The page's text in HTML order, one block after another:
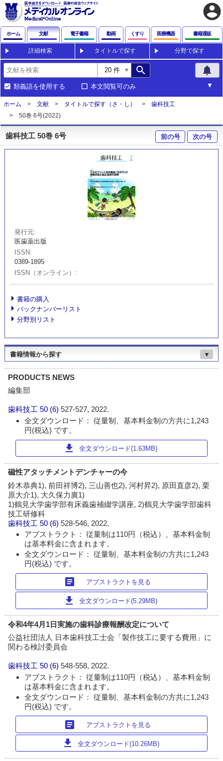
account_circle
ホーム 文献 電子書籍 動画 くすり 医療機器 書籍通販
詳細検索 タイトルで探す 分野で探す
search notifications
類義語を使用する 本文閲覧可のみ
ホーム 文献 タイトルで探す（さ・し）
歯科技工
50巻 6号(2022)
歯科技工 50巻 6号 前の号 次の号
発行元
医歯薬出版
ISSN
0389-1895
ISSN（オンライン）
書籍の購入
バックナンバーリスト
分野別リスト
書籍情報から探す ▼
PRODUCTS NEWS
編集部
歯科技工 50 (6)527-527, 2022.
全文ダウンロード： 従量制、基本料金制の方共に1,243
円(税込) です。
download 全文ダウンロード(1.63MB)
磁性アタッチメントデンチャーの今
鈴木恭典1), 前田祥博2), 三山善也2), 河村昇2), 原田直彦2), 栗
原大介1), 大久保力廣1)
1)鶴見大学歯学部有床義歯補綴学講座, 2)鶴見大学歯学部歯科
技工研修科
歯科技工 50 (6)528-546, 2022.
アブストラクト： 従量制は110円（税込）、基本料金制
は基本料金に含まれます。
全文ダウンロード： 従量制、基本料金制の方共に1,243
円(税込) です。
article アブストラクトを見る
download 全文ダウンロード(5.29MB)
令和4年4月1日実施の歯科診療報酬改定について
公益社団法人 日本歯科技工士会「製作技工に要する費用」に
関わる検討委員会
歯科技工 50 (6)548-558, 2022.
アブストラクト： 従量制は110円（税込）、基本料金制
は基本料金に含まれます。
全文ダウンロード： 従量制、基本料金制の方共に1,243
円(税込) です。
article アブストラクトを見る
download 全文ダウンロード(10.26MB)